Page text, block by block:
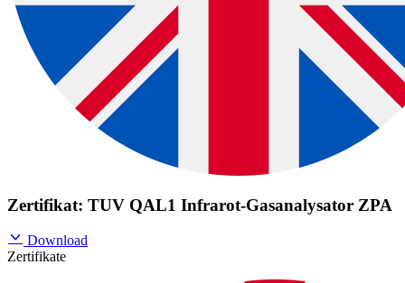
Zertifikat: TUV QAL1 Infrarot-Gasanalysator ZPA
Download
Zertifikate